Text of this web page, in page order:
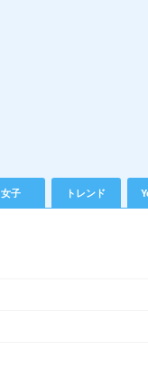
女子 トレンド